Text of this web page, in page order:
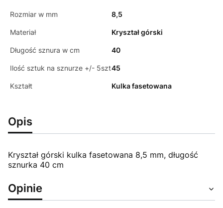
Rozmiar w mm 8,5
Materiał Kryształ górski
Długość sznura w cm 40
Ilość sztuk na sznurze +/- 5szt45
Kształt Kulka fasetowana
Opis
Kryształ górski kulka fasetowana 8,5 mm, długość
sznurka 40 cm
Opinie